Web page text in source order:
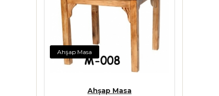
Ahşap Masa
Ahşap Masa